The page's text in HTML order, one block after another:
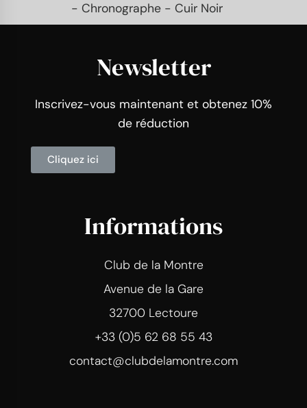
- Chronographe - Cuir Noir
Newsletter
Inscrivez-vous maintenant et obtenez 10%
de réduction
Cliquez ici
Informations
Club de la Montre
Avenue de la Gare
32700 Lectoure
+33 (0)5 62 68 55 43
contact@clubdelamontre.com